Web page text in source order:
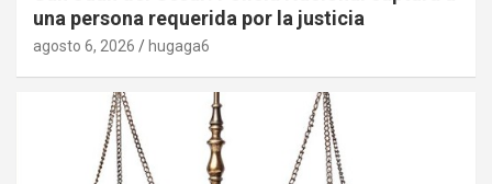
una persona requerida por la justicia
agosto 6, 2026 hugaga6